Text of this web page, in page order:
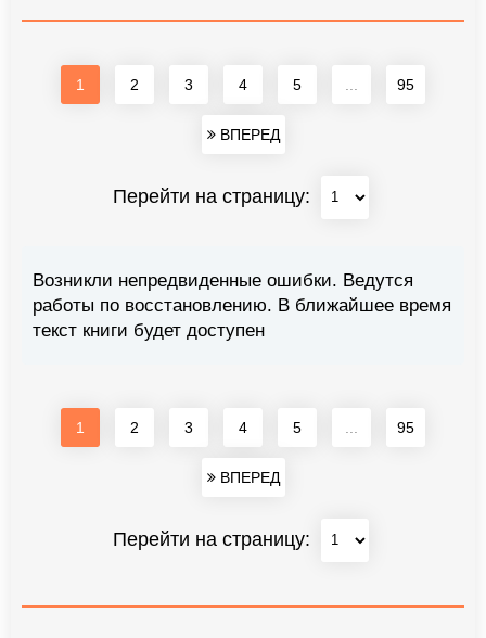
1 2 3 4 5 95
ВПЕРЕД
Перейти на страницу:
Возникли непредвиденные ошибки. Ведутся
работы по восстановлению. В ближайшее время
текст книги будет доступен
1 2 3 4 5 95
ВПЕРЕД
Перейти на страницу: